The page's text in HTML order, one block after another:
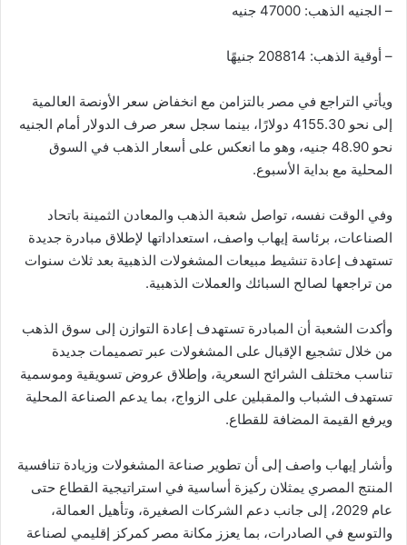
– الجنيه الذهب: 47000 جنيه
– أوقية الذهب: 208814 جنيهًا
ويأتي التراجع في مصر بالتزامن مع انخفاض سعر الأونصة العالمية
إلى نحو 4155.30 دولارًا، بينما سجل سعر صرف الدولار أمام الجنيه
نحو 48.90 جنيه، وهو ما انعكس على أسعار الذهب في السوق
المحلية مع بداية الأسبوع.
وفي الوقت نفسه، تواصل شعبة الذهب والمعادن الثمينة باتحاد
الصناعات، برئاسة إيهاب واصف، استعداداتها لإطلاق مبادرة جديدة
تستهدف إعادة تنشيط مبيعات المشغولات الذهبية بعد ثلاث سنوات
من تراجعها لصالح السبائك والعملات الذهبية.
وأكدت الشعبة أن المبادرة تستهدف إعادة التوازن إلى سوق الذهب
من خلال تشجيع الإقبال على المشغولات عبر تصميمات جديدة
تناسب مختلف الشرائح السعرية، وإطلاق عروض تسويقية وموسمية
تستهدف الشباب والمقبلين على الزواج، بما يدعم الصناعة المحلية
ويرفع القيمة المضافة للقطاع.
وأشار إيهاب واصف إلى أن تطوير صناعة المشغولات وزيادة تنافسية
المنتج المصري يمثلان ركيزة أساسية في استراتيجية القطاع حتى
عام 2029، إلى جانب دعم الشركات الصغيرة، وتأهيل العمالة،
والتوسع في الصادرات، بما يعزز مكانة مصر كمركز إقليمي لصناعة